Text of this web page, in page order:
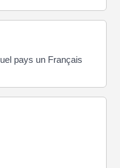
pays un Français